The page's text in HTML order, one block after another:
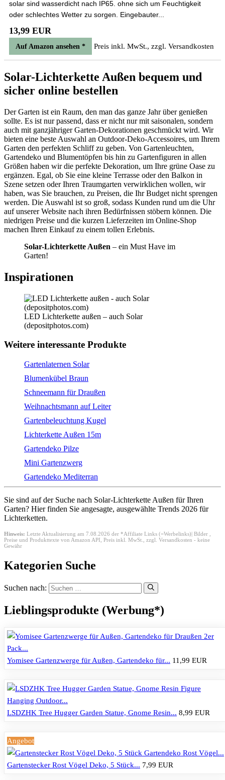
solar sind wasserdicht nach IP65. ohne sich um Feuchtigkeit
oder schlechtes Wetter zu sorgen. Eingebauter...
13,99 EUR
Auf Amazon ansehen * Preis inkl. MwSt., zzgl. Versandkosten
Solar-Lichterkette Außen bequem und
sicher online bestellen
Der Garten ist ein Raum, den man das ganze Jahr über genießen
sollte. Es ist nur passend, dass er nicht nur mit saisonalen, sondern
auch mit ganzjähriger Garten-Dekorationen geschmückt wird. Wir
bieten eine beste Auswahl an Outdoor-Deko-Accessoires, um Ihrem
Garten den perfekten Schliff zu geben. Von Gartenleuchten,
Gartendeko und Blumentöpfen bis hin zu Gartenfiguren in allen
Größen haben wir die perfekte Dekoration, um Ihre grüne Oase zu
ergänzen. Egal, ob Sie eine kleine Terrasse oder den Balkon in
Szene setzen oder Ihren Traumgarten verwirklichen wollen, wir
haben, was Sie brauchen, zu Preisen, die Ihr Budget nicht sprengen
werden. Die Auswahl ist so groß, sodass Kunden rund um die Uhr
auf unserer Website nach ihren Bedürfnissen stöbern können. Die
niedrigen Preise und die kurzen Lieferzeiten im Online-Shop
machen Ihren Einkauf zu einem tollen Erlebnis.
Solar-Lichterkette Außen – ein Must Have im
Garten!
Inspirationen
LED Lichterkette außen – auch Solar
(depositphotos.com)
Weitere interessante Produkte
Gartenlaternen Solar
Blumenkübel Braun
Schneemann für Draußen
Weihnachtsmann auf Leiter
Gartenbeleuchtung Kugel
Lichterkette Außen 15m
Gartendeko Pilze
Mini Gartenzwerg
Gartendeko Mediterran
Sie sind auf der Suche nach Solar-Lichterkette Außen für Ihren
Garten? Hier finden Sie angesagte, ausgewählte Trends 2026 für
Lichterketten.
Hinweis: Letzte Aktualisierung am 7.08.2026 der *Affiliate Links (=Werbelinks)| Bilder ,
Preise und Produkttexte von Amazon API, Preis inkl. MwSt., zzgl. Versandkosten - keine
Gewähr
Kategorien Suche
Suchen nach:
Lieblingsprodukte (Werbung*)
Yomisee Gartenzwerge für Außen, Gartendeko für... 11,99 EUR
LSDZHK Tree Hugger Garden Statue, Gnome Resin... 8,99 EUR
Angebot
Gartenstecker Rost Vögel Deko, 5 Stück... 7,99 EUR